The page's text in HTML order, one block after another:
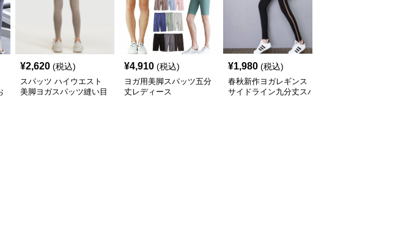
¥2,620 (税込)
スパッツ ハイウエスト
美脚ヨガスパッツ縫い目
¥4,910 (税込)
ヨガ用美脚スパッツ五分
丈レディース
¥1,980 (税込)
春秋新作ヨガレギンス
サイドライン九分丈スパ